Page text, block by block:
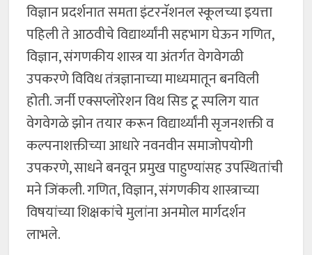
विज्ञान प्रदर्शनात समता इंटरनॅशनल स्कूलच्या इयत्ता
पहिली ते आठवीचे विद्यार्थ्यांनी सहभाग घेऊन गणित,
विज्ञान, संगणकीय शास्त्र या अंतर्गत वेगवेगळी
उपकरणे विविध तंत्रज्ञानाच्या माध्यमातून बनविली
होती. जर्नी एक्सप्लोरेशन विथ सिड टू स्पलिग यात
वेगवेगळे झोन तयार करून विद्यार्थ्यांनी सृजनशक्ती व
कल्पनाशक्तीच्या आधारे नवनवीन समाजोपयोगी
उपकरणे, साधने बनवून प्रमुख पाहुण्यांसह उपस्थितांची
मने जिंकली. गणित, विज्ञान, संगणकीय शास्त्राच्या
विषयांच्या शिक्षकांचे मुलांना अनमोल मार्गदर्शन
लाभले.